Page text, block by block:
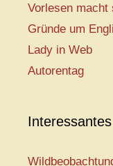
Vorlesen macht
Gründe um
Lady in Web
Autorentag
Interessantes